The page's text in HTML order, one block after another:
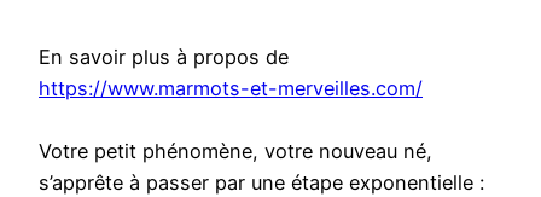
En savoir plus à propos de
https://www.marmots-et-merveilles.com/
Votre petit phénomène, votre nouveau né,
s’apprête à passer par une étape exponentielle :